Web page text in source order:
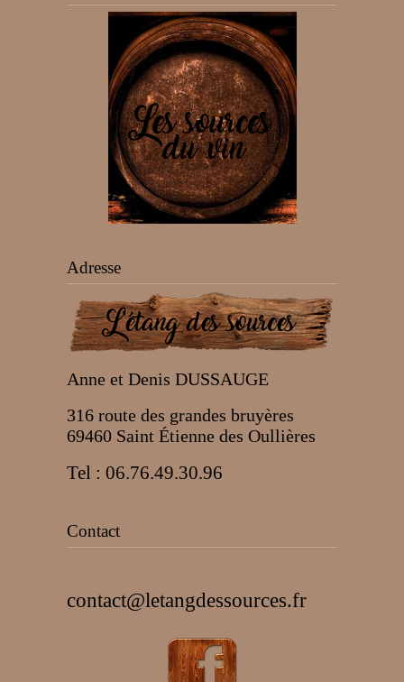
Adresse
Anne et Denis DUSSAUGE
316 route des grandes bruyères
69460 Saint Étienne des Oullières
Tel : 06.76.49.30.96
Contact
contact@letangdessources.fr